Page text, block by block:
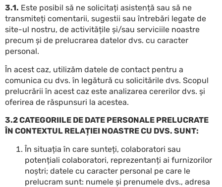
3.1. Este posibil să ne solicitați asistență sau să ne
transmiteți comentarii, sugestii sau întrebări legate de
site-ul nostru, de activitățile și/sau serviciile noastre
precum și de prelucrarea datelor dvs. cu caracter
personal.
În acest caz, utilizăm datele de contact pentru a
comunica cu dvs. în legătură cu solicitările dvs. Scopul
prelucrării în acest caz este analizarea cererilor dvs. și
oferirea de răspunsuri la acestea.
3.2 CATEGORIILE DE DATE PERSONALE PRELUCRATE
ÎN CONTEXTUL RELAȚIEI NOASTRE CU DVS. SUNT:
În situația în care sunteți, colaboratori sau
potențiali colaboratori, reprezentanți ai furnizorilor
noștri; datele cu caracter personal pe care le
prelucram sunt: numele și prenumele dvs., adresa